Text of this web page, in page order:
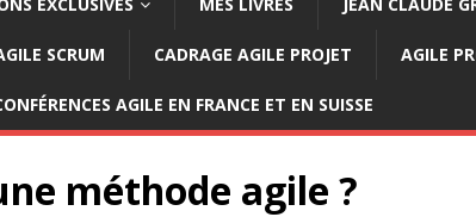
SCRUM CADRAGE AGILE PROJET AGILE
AGILE EN FRANCE ET EN SUISSE
méthode agile ?